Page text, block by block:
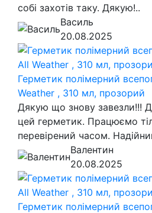
собі захотів таку. Дякую!..
Василь
20.08.2025
Герметик полімерний
Weather , 310 мл, прозорий
Дякую що знову завезли!!!
цей герметик. Працюємо
перевірений часом.
Валентин
20.08.2025
Герметик полімерний